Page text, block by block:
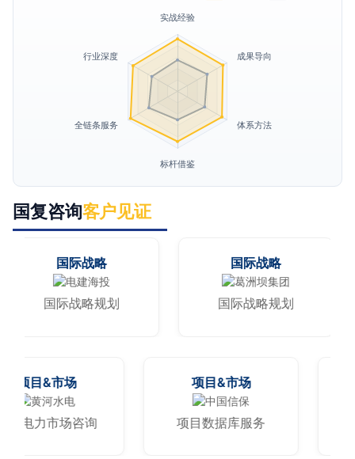
国复咨询客户见证
国际战略
国际战略规划
国际战略
国际战略规划
项目&市场
重点电力市场咨询
项目&市场
项目数据库服务